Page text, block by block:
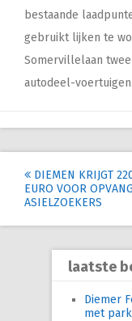
bestaande
gebruikt lijken te
Somervillelaan
autodeel-voertuigen.
Post
navigation
DIEMEN KRIJGT
EURO VOOR OPVANG
ASIELZOEKERS
laatste
Diemer
met